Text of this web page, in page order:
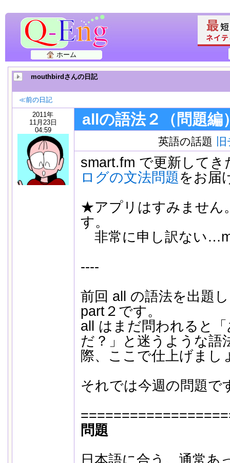
ホーム
mouthbirdさんの日記
≪前の日記
2011年
11月23日
04:59
allの語法２（問題編
英語の話題
smart.fm で更新してき
ログの文法問題をお届
★アプリはすみません
す。
非常に申し訳ない
----
前回 all の語法を出題
part２です。
all はまだ問われると
だ？」と迷うような語
際、ここで仕上げまし
それでは今週の問題で
問題
日本語に合う、通常あ